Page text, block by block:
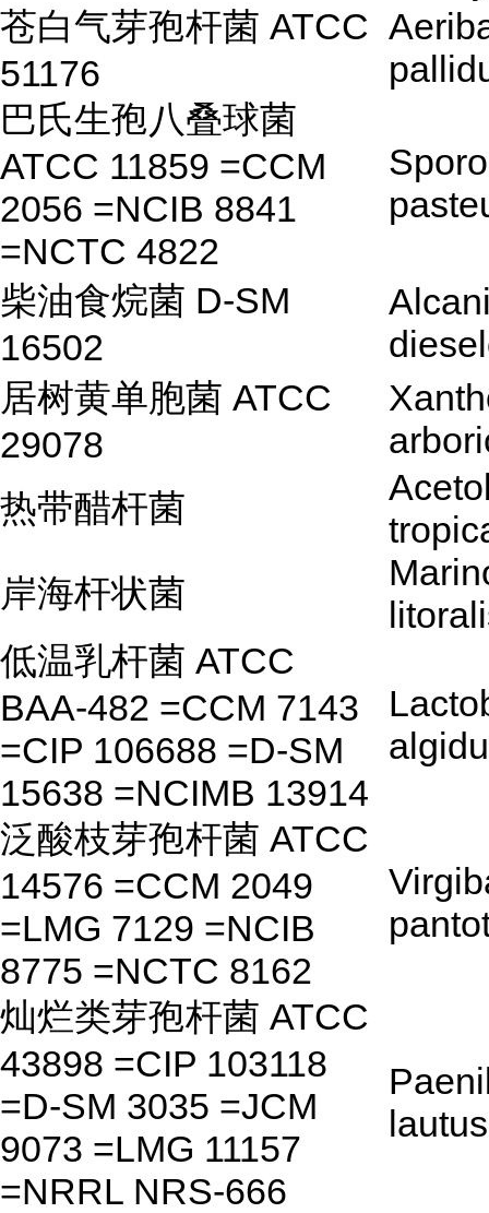
苍白气芽孢杆菌 ATCC
51176
巴氏生孢八叠球菌
ATCC 11859 =CCM
2056 =NCIB 8841
=NCTC 4822
柴油食烷菌 D-SM
16502
居树黄单胞菌 ATCC
29078
热带醋杆菌
岸海杆状菌
低温乳杆菌 ATCC
BAA-482 =CCM 7143
=CIP 106688 =D-SM
15638 =NCIMB 13914
泛酸枝芽孢杆菌 ATCC
14576 =CCM 2049
=LMG 7129 =NCIB
8775 =NCTC 8162
灿烂类芽孢杆菌 ATCC
43898 =CIP 103118
=D-SM 3035 =JCM
9073 =LMG 11157
=NRRL NRS-666
lautus